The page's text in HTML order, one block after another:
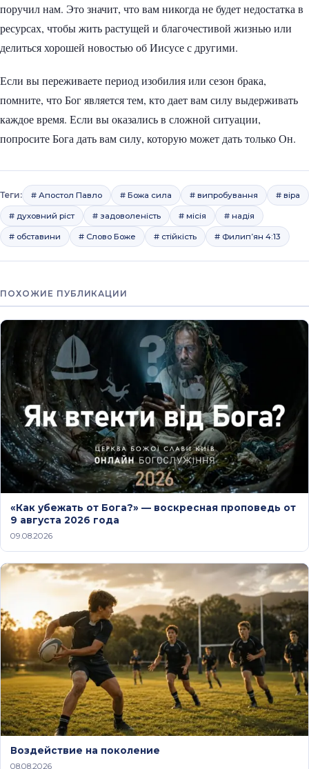
поручил нам. Это значит, что вам никогда не будет недостатка в
ресурсах, чтобы жить растущей и благочестивой жизнью или
делиться хорошей новостью об Иисусе с другими.
Если вы переживаете период изобилия или сезон брака,
помните, что Бог является тем, кто дает вам силу выдерживать
каждое время. Если вы оказались в сложной ситуации,
попросите Бога дать вам силу, которую может дать только Он.
Теги: # Апостол Павло # Божа сила # випробування # віра
# духовний ріст # задоволеність # місія # надія
# обставини # Слово Боже # стійкість # Филип’ян 4:13
ПОХОЖИЕ ПУБЛИКАЦИИ
«Как убежать от Бога?» — воскресная проповедь от
9 августа 2026 года
09.08.2026
Воздействие на поколение
08.08.2026